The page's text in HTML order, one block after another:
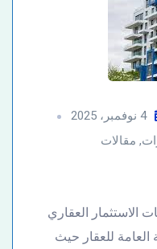
4 نوفمبر، 2025
, مقالات
العقاري
للعقار حيث